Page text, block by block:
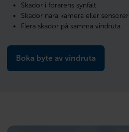
Skador i förarens synfält
Skador nära kamera eller sensorer
Flera skador på samma vindruta
Boka byte av vindruta